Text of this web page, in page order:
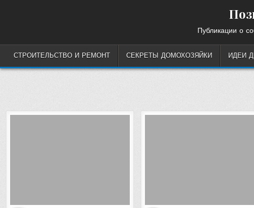
Публикации о
СТРОИТЕЛЬСТВО И РЕМОНТ СЕКРЕТЫ ДОМОХОЗЯЙКИ ИДЕИ